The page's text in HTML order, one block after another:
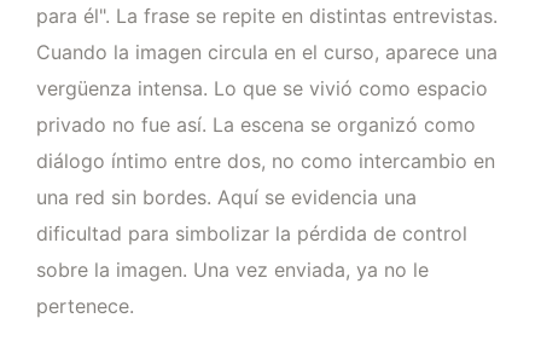
para él". La frase se repite en distintas entrevistas.
Cuando la imagen circula en el curso, aparece una
vergüenza intensa. Lo que se vivió como espacio
privado no fue así. La escena se organizó como
diálogo íntimo entre dos, no como intercambio en
una red sin bordes. Aquí se evidencia una
dificultad para simbolizar la pérdida de control
sobre la imagen. Una vez enviada, ya no le
pertenece.